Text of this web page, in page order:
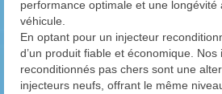
performance optimale et une longévité
véhicule.
En optant pour un injecteur
d’un produit fiable et économique. Nos
reconditionnés pas chers sont une
injecteurs neufs, offrant le même